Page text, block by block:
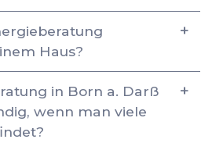
Haus?
in Born a. Darß
wenn man viele